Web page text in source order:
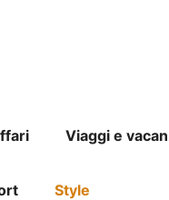
Viaggi e
Style